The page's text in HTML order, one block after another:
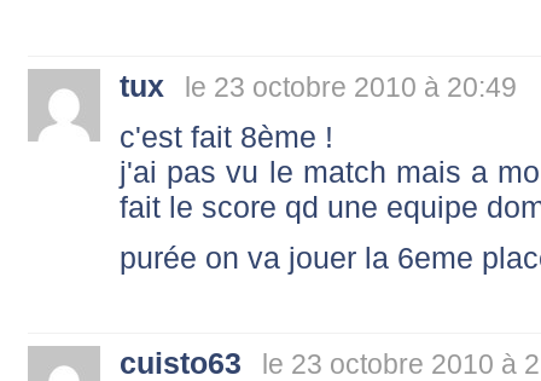
tux le 23 octobre 2010 à 20:49
c'est fait 8ème !
j'ai pas vu le match mais a
fait le score qd une equipe
purée on va jouer la 6eme
cuisto63 le 23 octobre 2010 à